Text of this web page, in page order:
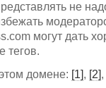
не
могут дать
тегов.
домене: [1], [2],